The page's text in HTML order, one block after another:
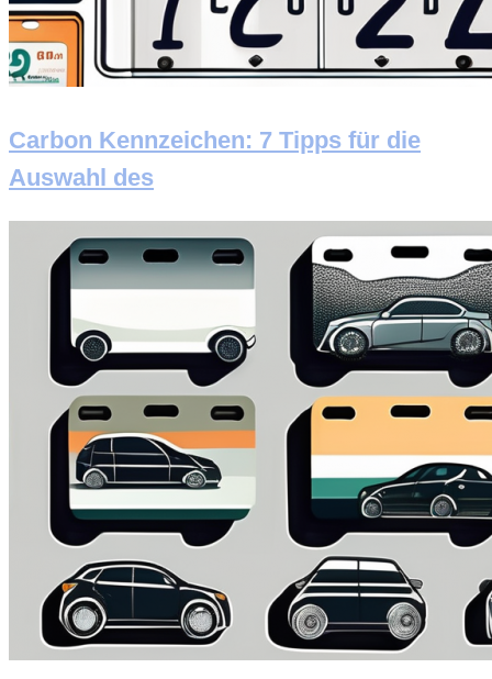
Carbon Kennzeichen: 7 Tipps für die
Auswahl des